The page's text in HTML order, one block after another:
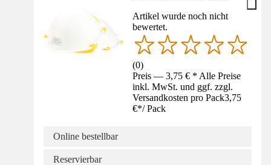
Artikel wurde noch nicht
bewertet.
(0)
Preis — 3,75 € * Alle Preise
inkl. MwSt. und ggf. zzgl.
Versandkosten pro Pack3,75
€*/ Pack
Online bestellbar
Reservierbar